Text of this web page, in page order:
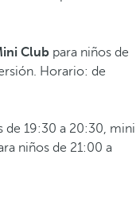
Club para niños de
Horario: de
de 19:30 a 20:30, mini
niños de 21:00 a